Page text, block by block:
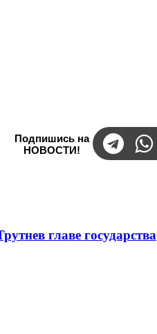
Подпишись на
НОВОСТИ!
главе государства